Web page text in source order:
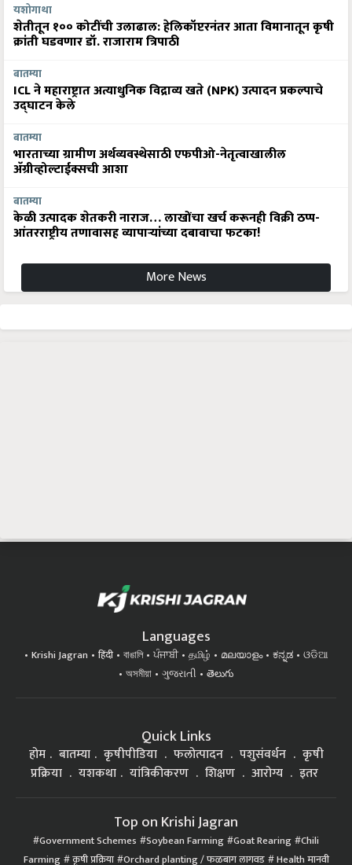
यशोगाथा
शेतीतून १०० कोटींची उलाढाल: हेलिकॉप्टरनंतर आता विमानातून कृषी
क्रांती घडवणार डॉ. राजाराम त्रिपाठी
बातम्या
ICL ने महाराष्ट्रात अत्याधुनिक विद्राव्य खते (NPK) उत्पादन प्रकल्पाचे
उद्घाटन केले
बातम्या
भारताच्या ग्रामीण अर्थव्यवस्थेसाठी एफपीओ-नेतृत्वाखालील
अ‍ॅग्रीव्होल्टाईक्सची आशा
बातम्या
केळी उत्पादक शेतकरी नाराज… लाखोंचा खर्च करूनही विक्री ठप्प-
आंतरराष्ट्रीय तणावासह व्यापाऱ्यांच्या दबावाचा फटका!
More News
Languages
Krishi Jagran हिंदी বাঙালি ਪੰਜਾਬੀ தமிழ் മലയാളം ಕನ್ನಡ
ଓଡିଆ
অসমীয়া
ગુજરાતી తెలుగు
Quick Links
होम बातम्या कृषीपीडिया फलोत्पादन पशुसंवर्धन
कृषी
प्रक्रिया
यशकथा यांत्रिकीकरण शिक्षण आरोग्य इतर
Top on Krishi Jagran
Government Schemes Soybean Farming Goat Rearing Chili
Farming कृषी प्रक्रिया Orchard planting / फळबाग लागवड Health मानवी